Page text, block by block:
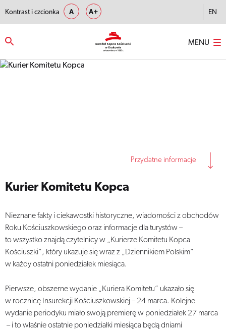
Kontrast i czcionka A A+ EN
MENU
Przydatne informacje
Kurier Komitetu Kopca
Nieznane fakty i ciekawostki historyczne, wiadomości z obchodów
Roku Kościuszkowskiego oraz informacje dla turystów –
to wszystko znajdą czytelnicy w „Kurierze Komitetu Kopca
Kościuszki”, który ukazuje się wraz z „Dziennikiem Polskim”
w każdy ostatni poniedziałek miesiąca.
Pierwsze, obszerne wydanie „Kuriera Komitetu” ukazało się
w rocznicę Insurekcji Kościuszkowskiej – 24 marca. Kolejne
wydanie periodyku miało swoją premierę w poniedziałek 27 marca
– i to właśnie ostatnie poniedziałki miesiąca będą dniami